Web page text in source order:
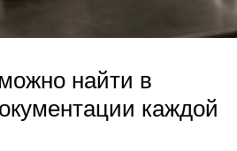
найти в
каждой